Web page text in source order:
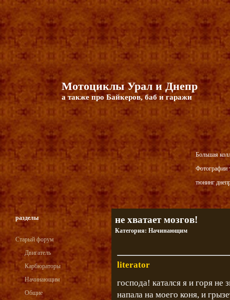
Мотоциклы Урал и Днепр
а также про Байкеров, баб и гаражи
Большая
Фотографии
тюнинг
разделы
Старый форум
Двигатель
Карбюраторы
Начинающим
Общие
не хватает мозгов!
Категория: Начинающим
literator
господа! катался я и горя не
напала на моего коня, и